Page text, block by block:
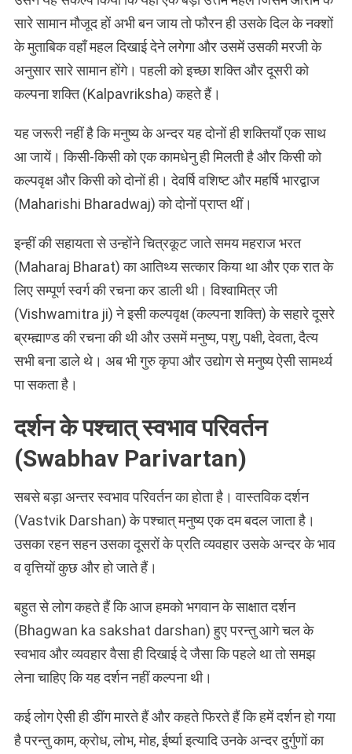
सारे सामान मौजूद हों अभी बन जाय तो फौरन ही उसके दिल के नक्शों
के मुताबिक वहाँ महल दिखाई देने लगेगा और उसमें उसकी मरजी के
अनुसार सारे सामान होंगे। पहली को इच्छा शक्ति और दूसरी को
कल्पना शक्ति (Kalpavriksha) कहते हैं।
यह जरूरी नहीं है कि मनुष्य के अन्दर यह दोनों ही शक्तियाँ एक साथ
आ जायें। किसी-किसी को एक कामधेनु ही मिलती है और किसी को
कल्पवृक्ष और किसी को दोनों ही। देवर्षि वशिष्ट और महर्षि भारद्वाज
(Maharishi Bharadwaj) को दोनों प्राप्त थीं।
इन्हीं की सहायता से उन्होंने चित्रकूट जाते समय महराज भरत
(Maharaj Bharat) का आतिथ्य सत्कार किया था और एक रात के
लिए सम्पूर्ण स्वर्ग की रचना कर डाली थी। विश्वामित्र जी
(Vishwamitra ji) ने इसी कल्पवृक्ष (कल्पना शक्ति) के सहारे दूसरे
ब्रम्ह्माण्ड की रचना की थी और उसमें मनुष्य, पशु, पक्षी, देवता, दैत्य
सभी बना डाले थे। अब भी गुरु कृपा और उद्योग से मनुष्य ऐसी सामर्थ्य
पा सकता है।
दर्शन के पश्चात् स्वभाव परिवर्तन
(Swabhav Parivartan)
सबसे बड़ा अन्तर स्वभाव परिवर्तन का होता है। वास्तविक दर्शन
(Vastvik Darshan) के पश्चात् मनुष्य एक दम बदल जाता है।
उसका रहन सहन उसका दूसरों के प्रति व्यवहार उसके अन्दर के भाव
व वृत्तियों कुछ और हो जाते हैं।
बहुत से लोग कहते हैं कि आज हमको भगवान के साक्षात दर्शन
(Bhagwan ka sakshat darshan) हुए परन्तु आगे चल के
स्वभाव और व्यवहार वैसा ही दिखाई दे जैसा कि पहले था तो समझ
लेना चाहिए कि यह दर्शन नहीं कल्पना थी।
कई लोग ऐसी ही डींग मारते हैं और कहते फिरते हैं कि हमें दर्शन हो गया
है परन्तु काम, क्रोध, लोभ, मोह, ईर्ष्या इत्यादि उनके अन्दर दुर्गुणों का